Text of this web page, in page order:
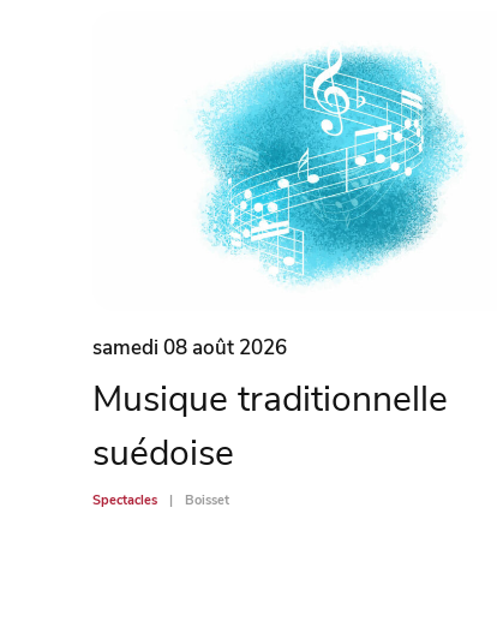
samedi 08 août 2026
Musique traditionnelle
suédoise
Spectacles Boisset